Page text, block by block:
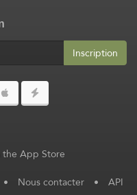
Inscription
• Nous contacter • API